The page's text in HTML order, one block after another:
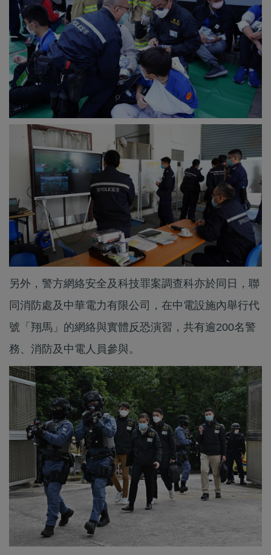
另外，警方網絡安全及科技罪案調查科亦於同日，聯
同消防處及中華電力有限公司，在中電設施內舉行代
號「翔馬」的網絡與實體反恐演習，共有逾200名警
務、消防及中電人員參與。